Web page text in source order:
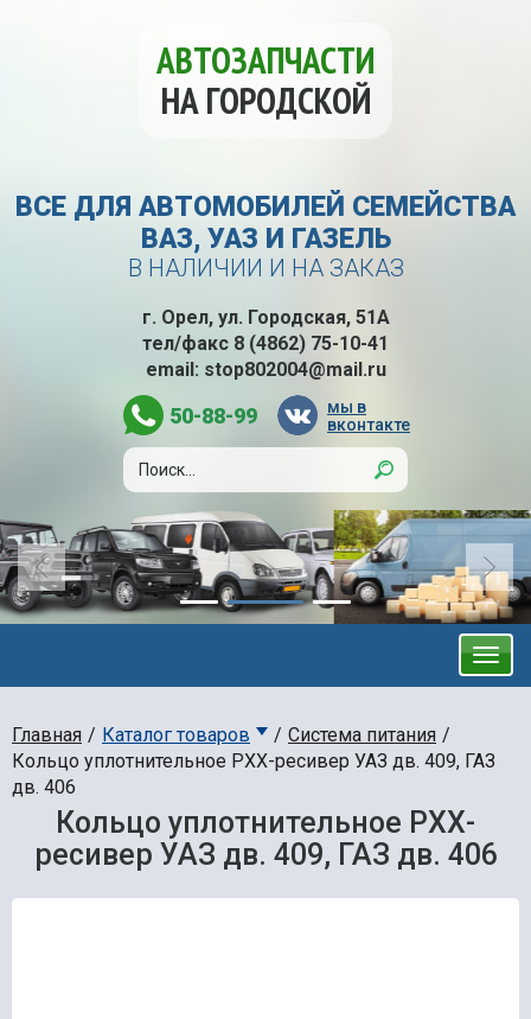
АВТОЗАПЧАСТИ
НА ГОРОДСКОЙ
ВСЕ ДЛЯ АВТОМОБИЛЕЙ СЕМЕЙСТВА
ВАЗ, УАЗ И ГАЗЕЛЬ
В НАЛИЧИИ И НА ЗАКАЗ
г. Орел, ул. Городская, 51А
тел/факс 8 (4862) 75-10-41
email: stop802004@mail.ru
50-88-99
мы в
вконтакте
Главная Каталог товаров
Система питания
Кольцо уплотнительное РХХ-ресивер УАЗ дв. 409, ГАЗ
дв. 406
Кольцо уплотнительное РХХ-
ресивер УАЗ дв. 409, ГАЗ дв. 406